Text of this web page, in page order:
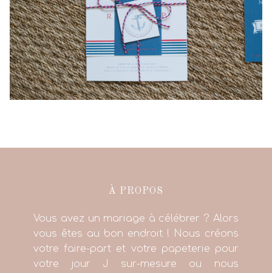
À PROPOS
Vous avez un mariage à célébrer ? Alors
vous êtes au bon endroit ! Nous créons
votre faire-part et votre papeterie pour
votre jour J sur-mesure ou nous